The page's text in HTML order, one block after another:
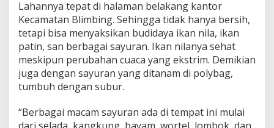
b
i
n
g
a
d
o
Lahannya tepat di halaman belakang kantor
Kecamatan Blimbing. Sehingga tidak hanya bersih,
tetapi bisa menyaksikan budidaya ikan nila, ikan
patin, san berbagai sayuran. Ikan nilanya sehat
meskipun perubahan cuaca yang ekstrim. Demikian
juga dengan sayuran yang ditanam di polybag,
tumbuh dengan subur.
“Berbagai macam sayuran ada di tempat ini mulai